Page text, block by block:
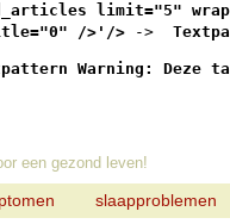
limit="5"
/>'/> ->
Warning: Deze
een gezond leven!
slaapproblemen